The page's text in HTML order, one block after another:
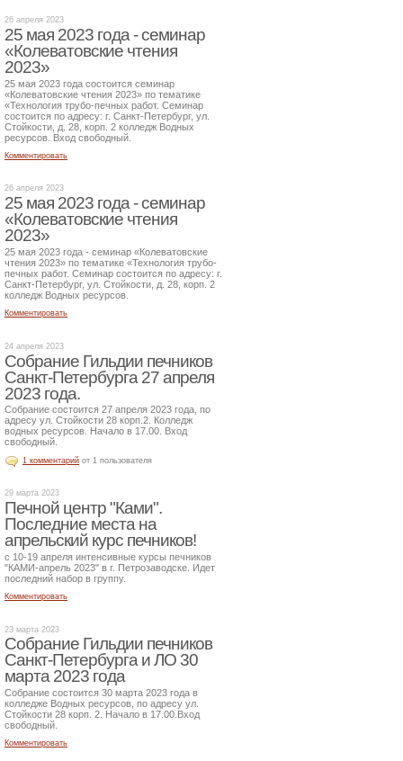
26 апреля 2023
25 мая 2023 года - семинар
«Колеватовские чтения
2023»
25 мая 2023 года состоится семинар
«Колеватовские чтения 2023» по тематике
«Технология трубо-печных работ. Семинар
состоится по адресу: г. Санкт-Петербург, ул.
Стойкости, д. 28, корп. 2 колледж Водных
ресурсов. Вход свободный.
Комментировать
26 апреля 2023
25 мая 2023 года - семинар
«Колеватовские чтения
2023»
25 мая 2023 года - семинар «Колеватовские
чтения 2023» по тематике «Технология трубо-
печных работ. Семинар состоится по адресу: г.
Санкт-Петербург, ул. Стойкости, д. 28, корп. 2
колледж Водных ресурсов.
Комментировать
24 апреля 2023
Собрание Гильдии печников
Санкт-Петербурга 27 апреля
2023 года.
Собрание состоится 27 апреля 2023 года, по
адресу ул. Стойкости 28 корп.2. Колледж
водных ресурсов. Начало в 17.00. Вход
свободный.
1 комментарий от 1 пользователя
29 марта 2023
Печной центр "Ками".
Последние места на
апрельский курс печников!
с 10-19 апреля интенсивные курсы печников
"КАМИ-апрель 2023" в г. Петрозаводске. Идет
последний набор в группу.
Комментировать
23 марта 2023
Собрание Гильдии печников
Санкт-Петербурга и ЛО 30
марта 2023 года
Собрание состоится 30 марта 2023 года в
колледже Водных ресурсов, по адресу ул.
Стойкости 28 корп. 2. Начало в 17.00.Вход
свободный.
Комментировать